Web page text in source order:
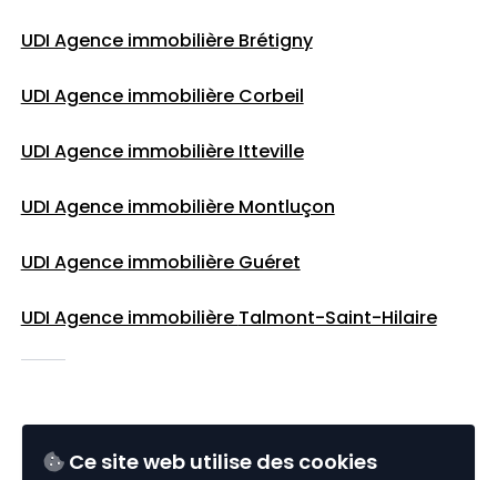
Ce site web utilise des cookies
UDI Agence immobilière Brétigny
UDI Agence immobilière Corbeil
UDI Agence immobilière Itteville
UDI Agence immobilière Montluçon
UDI Agence immobilière Guéret
UDI Agence immobilière Talmont-Saint-Hilaire
SUIVEZ UDI IMMO